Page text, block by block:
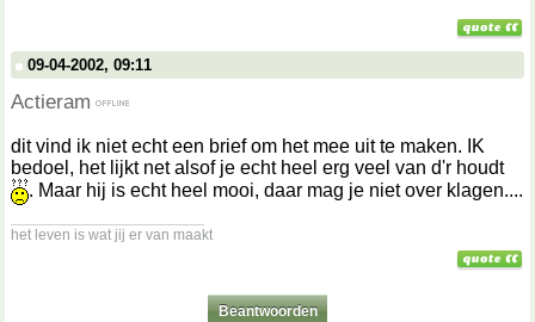
09-04-2002, 09:11
Actieram
dit vind ik niet echt een brief om het mee uit te maken. IK
bedoel, het lijkt net alsof je echt heel erg veel van d'r houdt
. Maar hij is echt heel mooi, daar mag je niet over klagen....
het leven is wat jij er van maakt
Beantwoorden